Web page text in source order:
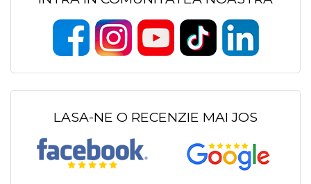
LASA-NE O RECENZIE MAI JOS